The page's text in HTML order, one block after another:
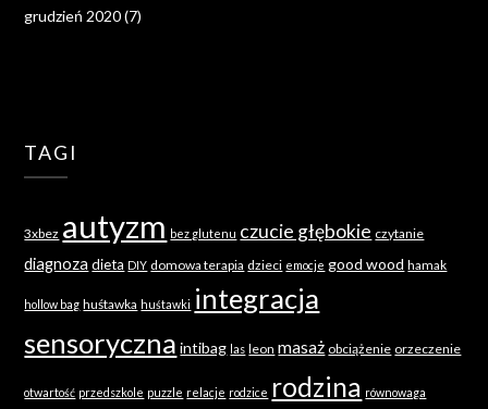
grudzień 2020(7)
TAGI
3xbez autyzm bez glutenu czucie głębokie czytanie
diagnoza dieta DIY domowa terapia dzieci emocje good wood hamak
hollow bag huśtawka huśtawki integracja
sensoryczna intibag las leon masaż obciążenie orzeczenie
otwartość przedszkole puzzle relacje rodzice rodzina równowaga